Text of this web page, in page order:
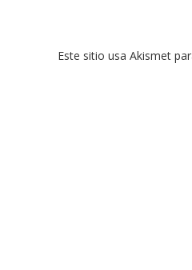
de
Este sitio usa Akismet